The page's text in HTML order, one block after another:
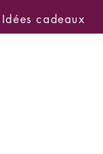
Idées cadeaux